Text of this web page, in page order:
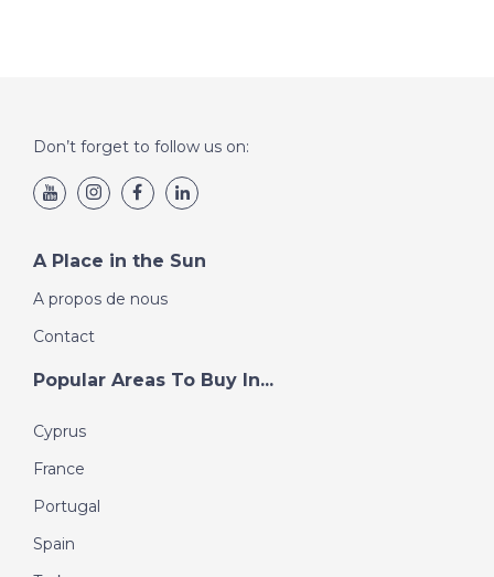
Don’t forget to follow us on:
A Place in the Sun
A propos de nous
Contact
Popular Areas To Buy In...
Cyprus
France
Portugal
Spain